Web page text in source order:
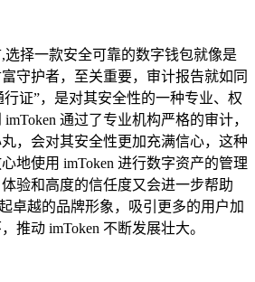
选择一款安全可靠的数字钱包就像是
守护者，至关重要，审计报告就如同
行证”，是对其安全性的一种专业、权
通过了专业机构严格的审计，
，会对其安全性更加充满信心，这种
地使用 imToken 进行数字资产的管理
验和高度的信任度又会进一步帮助
卓越的品牌形象，吸引更多的用户加
推动 imToken 不断发展壮大。